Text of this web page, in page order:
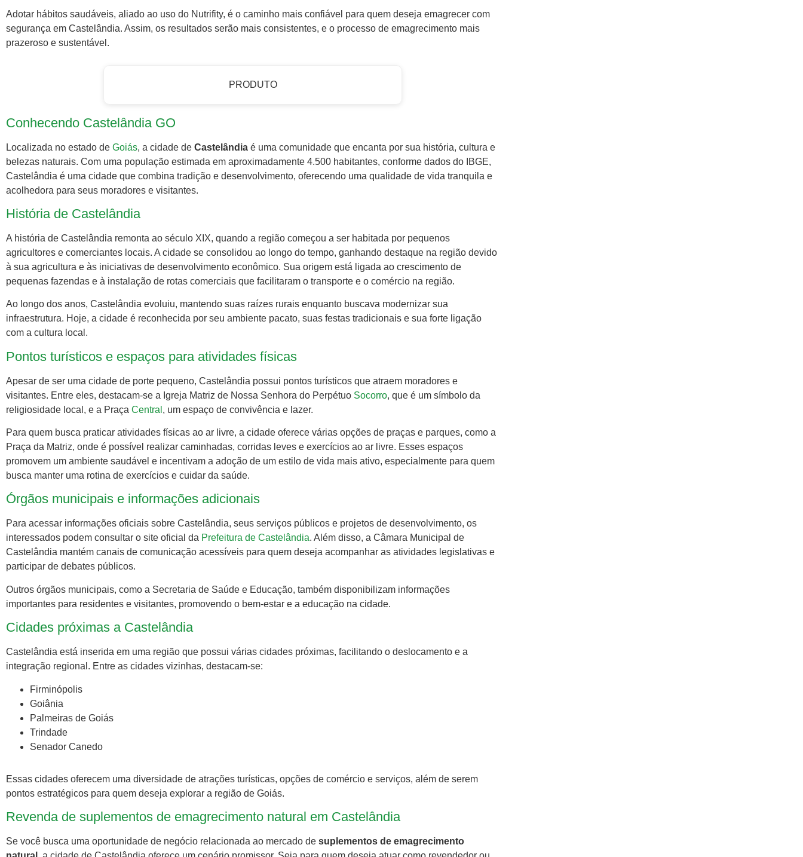
Adotar hábitos saudáveis, aliado ao uso do Nutrifity, é o caminho mais confiável para quem deseja emagrecer com
segurança em Castelândia. Assim, os resultados serão mais consistentes, e o processo de emagrecimento mais
prazeroso e sustentável.
PRODUTO
Conhecendo Castelândia GO
Localizada no estado de Goiás, a cidade de Castelândia é uma comunidade que encanta por sua história, cultura e
belezas naturais. Com uma população estimada em aproximadamente 4.500 habitantes, conforme dados do IBGE,
Castelândia é uma cidade que combina tradição e desenvolvimento, oferecendo uma qualidade de vida tranquila e
acolhedora para seus moradores e visitantes.
História de Castelândia
A história de Castelândia remonta ao século XIX, quando a região começou a ser habitada por pequenos
agricultores e comerciantes locais. A cidade se consolidou ao longo do tempo, ganhando destaque na região devido
à sua agricultura e às iniciativas de desenvolvimento econômico. Sua origem está ligada ao crescimento de
pequenas fazendas e à instalação de rotas comerciais que facilitaram o transporte e o comércio na região.
Ao longo dos anos, Castelândia evoluiu, mantendo suas raízes rurais enquanto buscava modernizar sua
infraestrutura. Hoje, a cidade é reconhecida por seu ambiente pacato, suas festas tradicionais e sua forte ligação
com a cultura local.
Pontos turísticos e espaços para atividades físicas
Apesar de ser uma cidade de porte pequeno, Castelândia possui pontos turísticos que atraem moradores e
visitantes. Entre eles, destacam-se a Igreja Matriz de Nossa Senhora do Perpétuo Socorro, que é um símbolo da
religiosidade local, e a Praça Central , um espaço de convivência e lazer.
Para quem busca praticar atividades físicas ao ar livre, a cidade oferece várias opções de praças e parques, como a
Praça da Matriz, onde é possível realizar caminhadas, corridas leves e exercícios ao ar livre. Esses espaços
promovem um ambiente saudável e incentivam a adoção de um estilo de vida mais ativo, especialmente para quem
busca manter uma rotina de exercícios e cuidar da saúde.
Órgãos municipais e informações adicionais
Para acessar informações oficiais sobre Castelândia, seus serviços públicos e projetos de desenvolvimento, os
interessados podem consultar o site oficial da Prefeitura de Castelândia. Além disso, a Câmara Municipal de
Castelândia mantém canais de comunicação acessíveis para quem deseja acompanhar as atividades legislativas e
participar de debates públicos.
Outros órgãos municipais, como a Secretaria de Saúde e Educação, também disponibilizam informações
importantes para residentes e visitantes, promovendo o bem-estar e a educação na cidade.
Cidades próximas a Castelândia
Castelândia está inserida em uma região que possui várias cidades próximas, facilitando o deslocamento e a
integração regional. Entre as cidades vizinhas, destacam-se:
Firminópolis
Goiânia
Palmeiras de Goiás
Trindade
Senador Canedo
Essas cidades oferecem uma diversidade de atrações turísticas, opções de comércio e serviços, além de serem
pontos estratégicos para quem deseja explorar a região de Goiás.
Revenda de suplementos de emagrecimento natural em Castelândia
Se você busca uma oportunidade de negócio relacionada ao mercado de suplementos de emagrecimento